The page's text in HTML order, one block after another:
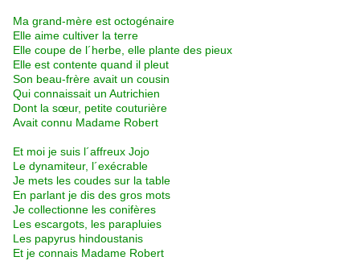
Ma grand-mère est octogénaire
Elle aime cultiver la terre
Elle coupe de l´herbe, elle plante des pieux
Elle est contente quand il pleut
Son beau-frère avait un cousin
Qui connaissait un Autrichien
Dont la sœur, petite couturière
Avait connu Madame Robert
Et moi je suis l´affreux Jojo
Le dynamiteur, l´exécrable
Je mets les coudes sur la table
En parlant je dis des gros mots
Je collectionne les conifères
Les escargots, les parapluies
Les papyrus hindoustanis
Et je connais Madame Robert